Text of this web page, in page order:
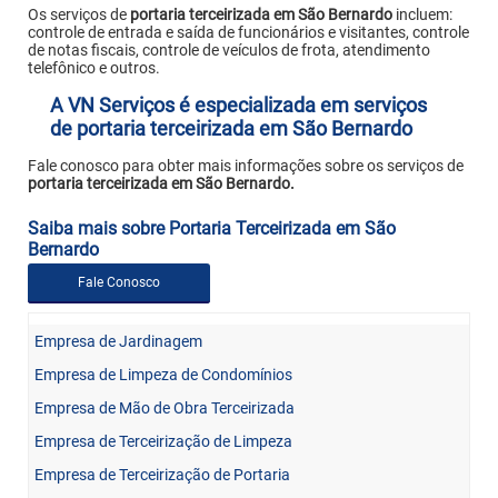
Os serviços de portaria terceirizada em São Bernardo incluem:
controle de entrada e saída de funcionários e visitantes, controle
de notas fiscais, controle de veículos de frota, atendimento
telefônico e outros.
A VN Serviços é especializada em serviços
de portaria terceirizada em São Bernardo
Fale conosco para obter mais informações sobre os serviços de
portaria terceirizada em São Bernardo.
Saiba mais sobre Portaria Terceirizada em São
Bernardo
Fale Conosco
Empresa de Jardinagem
Empresa de Limpeza de Condomínios
Empresa de Mão de Obra Terceirizada
Empresa de Terceirização de Limpeza
Empresa de Terceirização de Portaria